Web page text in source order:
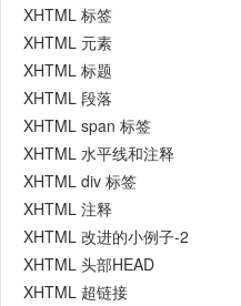
XHTML 标签
XHTML 元素
XHTML 标题
XHTML 段落
XHTML span 标签
XHTML 水平线和注释
XHTML div 标签
XHTML 注释
XHTML 改进的小例子-2
XHTML 头部HEAD
XHTML 超链接